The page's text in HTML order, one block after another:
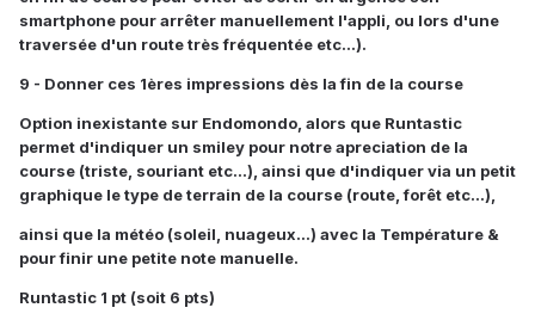
smartphone pour arrêter manuellement l'appli, ou lors d'une
traversée d'un route très fréquentée etc...).
9 - Donner ces 1ères impressions dès la fin de la course
Option inexistante sur Endomondo, alors que Runtastic
permet d'indiquer un smiley pour notre apreciation de la
course (triste, souriant etc...), ainsi que d'indiquer via un petit
graphique le type de terrain de la course (route, forêt etc...),
ainsi que la météo (soleil, nuageux...) avec la Température &
pour finir une petite note manuelle.
Runtastic 1 pt (soit 6 pts)